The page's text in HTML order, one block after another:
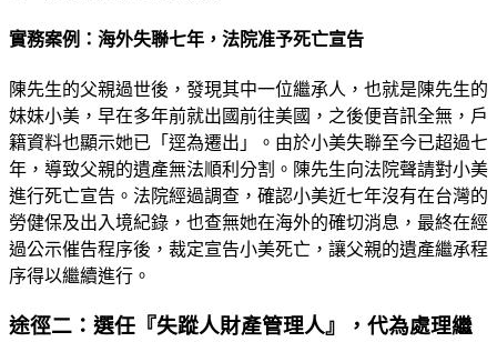
實務案例：海外失聯七年，法院准予死亡宣告
陳先生的父親過世後，發現其中一位繼承人，也就是陳先生的
妹妹小美，早在多年前就出國前往美國，之後便音訊全無，戶
籍資料也顯示她已「逕為遷出」。由於小美失聯至今已超過七
年，導致父親的遺產無法順利分割。陳先生向法院聲請對小美
進行死亡宣告。法院經過調查，確認小美近七年沒有在台灣的
勞健保及出入境紀錄，也查無她在海外的確切消息，最終在經
過公示催告程序後，裁定宣告小美死亡，讓父親的遺產繼承程
序得以繼續進行。
途徑二：選任『失蹤人財產管理人』，代為處理繼